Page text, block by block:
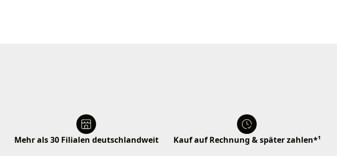
Mehr als 30 Filialen deutschlandweit Kauf auf Rechnung & später zahlen*¹